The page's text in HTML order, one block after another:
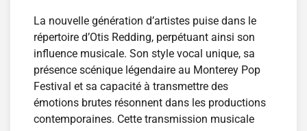
La nouvelle génération d’artistes puise dans le
répertoire d’Otis Redding, perpétuant ainsi son
influence musicale. Son style vocal unique, sa
présence scénique légendaire au Monterey Pop
Festival et sa capacité à transmettre des
émotions brutes résonnent dans les productions
contemporaines. Cette transmission musicale